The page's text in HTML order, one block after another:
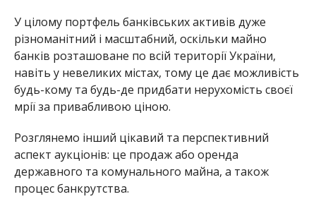
У цілому портфель банківських активів дуже
різноманітний і масштабний, оскільки майно
банків розташоване по всій території України,
навіть у невеликих містах, тому це дає можливість
будь-кому та будь-де придбати нерухомість своєї
мрії за привабливою ціною.
Розглянемо інший цікавий та перспективний
аспект аукціонів: це продаж або оренда
державного та комунального майна, а також
процес банкрутства.